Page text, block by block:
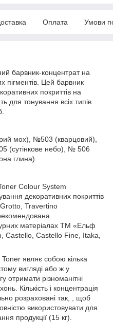
Оплата Умови
барвник-концентрат на
пігментів. Цей барвник
покриттів на
для тонування всіх типів
мох), №503 (кварцовий),
(сутінкове небо), № 506
глина)
Colour System
декоративних покриттів
Travertino
матеріалах ТМ «Ельф
Castello, Castello Fine, Itaka,
являє собою кілька
вигляді або ж у
отримати різноманітні
Кількість і концентрація
розраховані так, , щоб
використовувати для
продукції (15 кг).